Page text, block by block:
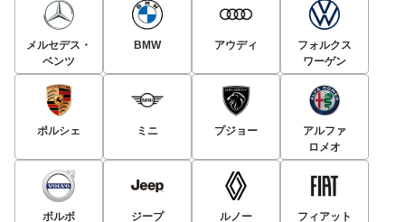
メルセデス・
ベンツ
BMW アウディ
フォルクス
ワーゲン
ポルシェ ミニ プジョー
アルファ
ロメオ
ボルボ ジープ ルノー フィアット